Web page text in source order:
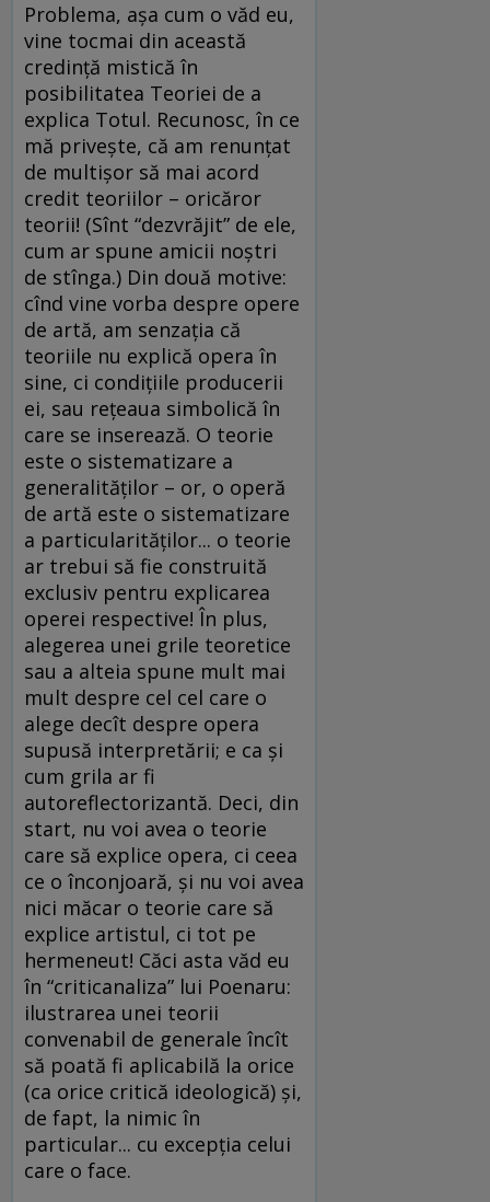
Problema, aşa cum o văd eu,
vine tocmai din această
credinţă mistică în
posibilitatea Teoriei de a
explica Totul. Recunosc, în ce
mă priveşte, că am renunţat
de multişor să mai acord
credit teoriilor – oricăror
teorii! (Sînt “dezvrăjit” de ele,
cum ar spune amicii noştri
de stînga.) Din două motive:
cînd vine vorba despre opere
de artă, am senzaţia că
teoriile nu explică opera în
sine, ci condiţiile producerii
ei, sau reţeaua simbolică în
care se inserează. O teorie
este o sistematizare a
generalităţilor – or, o operă
de artă este o sistematizare
a particularităţilor... o teorie
ar trebui să fie construită
exclusiv pentru explicarea
operei respective! În plus,
alegerea unei grile teoretice
sau a alteia spune mult mai
mult despre cel cel care o
alege decît despre opera
supusă interpretării; e ca şi
cum grila ar fi
autoreflectorizantă. Deci, din
start, nu voi avea o teorie
care să explice opera, ci ceea
ce o înconjoară, şi nu voi avea
nici măcar o teorie care să
explice artistul, ci tot pe
hermeneut! Căci asta văd eu
în “criticanaliza” lui Poenaru:
ilustrarea unei teorii
convenabil de generale încît
să poată fi aplicabilă la orice
(ca orice critică ideologică) şi,
de fapt, la nimic în
particular... cu excepţia celui
care o face.